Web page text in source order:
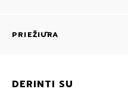
PRIEŽIŪRA
DERINTI SU